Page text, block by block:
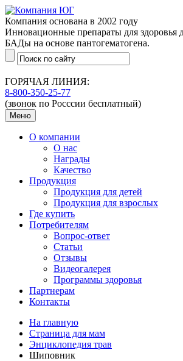
Компания основана в 2002 году
Инновационные препараты для здоровья
БАДы на основе пантогематогена.
ГОРЯЧАЯ ЛИНИЯ:
8-800-350-25-77
(звонок по Росссии бесплатный)
Меню
О компании
О нас
Награды
Качество
Продукция
Продукция для детей
Продукция для взрослых
Где купить
Потребителям
Вопрос-ответ
Статьи
Отзывы
Видеогалерея
Программы здоровья
Партнерам
Контакты
На главную
Страница для мам
Энциклопедия трав
Шиповник